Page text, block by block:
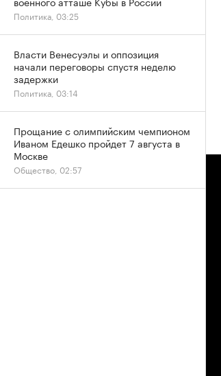
Политика, 03:25
Власти Венесуэлы и оппозиция
начали переговоры спустя неделю
задержки
Политика, 03:14
Прощание с олимпийским чемпионом
Иваном Едешко пройдет 7 августа в
Москве
Общество, 02:57